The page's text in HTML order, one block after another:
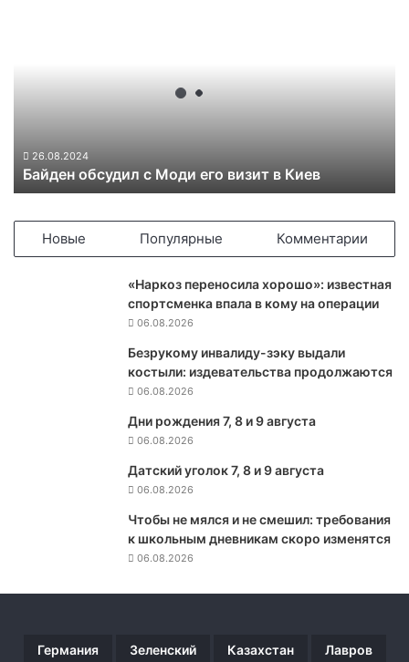
д
26.08.2024
Байден обсудил с Моди его визит в Киев
Новые Популярные Комментарии
«Наркоз переносила хорошо»: известная
спортсменка впала в кому на операции
06.08.2026
Безрукому инвалиду-зэку выдали
костыли: издевательства продолжаются
06.08.2026
Дни рождения 7, 8 и 9 августа
06.08.2026
Датский уголок 7, 8 и 9 августа
06.08.2026
Чтобы не мялся и не смешил: требования
к школьным дневникам скоро изменятся
06.08.2026
Германия Зеленский Казахстан Лавров